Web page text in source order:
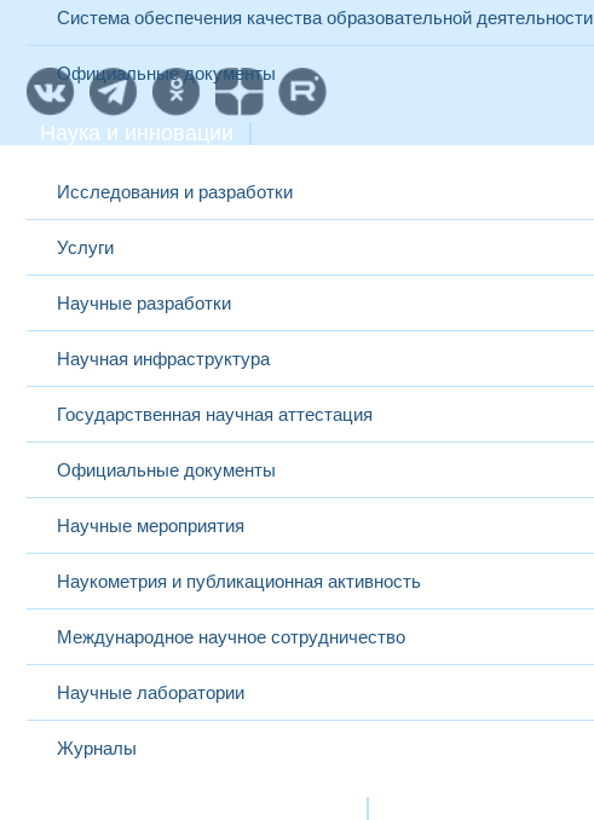
Система обеспечения качества образовательной деятельности
Официальные документы
Наука и инновации
Исследования и разработки
Услуги
Научные разработки
Научная инфраструктура
Государственная научная аттестация
Официальные документы
Научные мероприятия
Наукометрия и публикационная активность
Международное научное сотрудничество
Научные лаборатории
Журналы